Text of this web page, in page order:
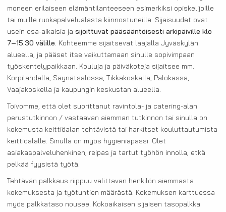
moneen erilaiseen elämäntilanteeseen esimerkiksi opiskelijoille
tai muille ruokapalvelualasta kiinnostuneille. Sijaisuudet ovat
usein osa-aikaisia ja sijoittuvat pääsääntöisesti arkipäiville klo
7–15.30 välille. Kohteemme sijaitsevat laajalla Jyväskylän
alueella, ja pääset itse vaikuttamaan sinulle sopivimpaan
työskentelypaikkaan. Kouluja ja päiväkoteja sijaitsee mm.
Korpilahdella, Säynätsalossa, Tikkakoskella, Palokassa,
Vaajakoskella ja kaupungin keskustan alueella.
Toivomme, että olet suorittanut ravintola- ja catering-alan
perustutkinnon / vastaavan aiemman tutkinnon tai sinulla on
kokemusta keittiöalan tehtävistä tai harkitset kouluttautumista
keittiöalalle. Sinulla on myös hygieniapassi. Olet
asiakaspalveluhenkinen, reipas ja tartut työhön innolla, etkä
pelkää fyysistä työtä.
Tehtävän palkkaus riippuu valittavan henkilön aiemmasta
kokemuksesta ja työtuntien määrästä. Kokemuksen karttuessa
myös palkkataso nousee. Kokoaikaisen sijaisen tasopalkka